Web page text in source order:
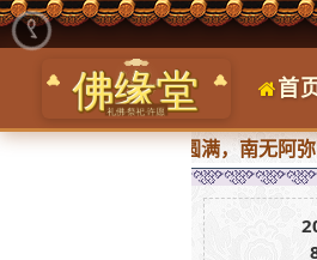
首
无量，所求皆圆满，南无阿弥陀